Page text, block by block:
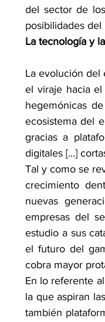
del sector de
posibilidades
La tecnología y
La evolución del
el viraje hacia el
hegemónicas
ecosistema del
gracias a
digitales […]
Tal y como se
crecimiento
nuevas
empresas del
estudio a sus
el futuro del
cobra mayor
En lo referente
la que aspiran
también